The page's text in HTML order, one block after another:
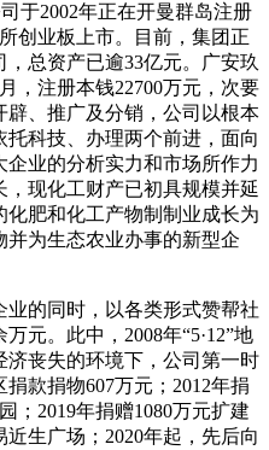
2002年正在开曼群岛注册
创业板上市。目前，集团正
总资产已逾33亿元。广安玖
，注册本钱22700万元，次要
、推广及分销，公司以根本
科技、办理两个前进，面向
业的分析实力和市场所作力
现化工财产已初具规模并延
肥和化工产物制制业成长为
为生态农业办事的新型企
的同时，以各类形式赞帮社
元。此中，2008年“5·12”地
丧失的环境下，公司第一时
款捐物607万元；2012年捐
；2019年捐赠1080万元扩建
生广场；2020年起，先后向